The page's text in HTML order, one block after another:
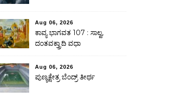
Aug 06, 2026
ಕಾವ್ಯ ಭಾಗವತ 107 : ಸಾಲ್ವ,
ದಂತವಕ್ತ್ರಾದಿ ವಧಾ
Aug 06, 2026
ಪುಣ್ಯಕ್ಷೇತ್ರ ಬೆಂದ್ರ್ ತೀರ್ಥ